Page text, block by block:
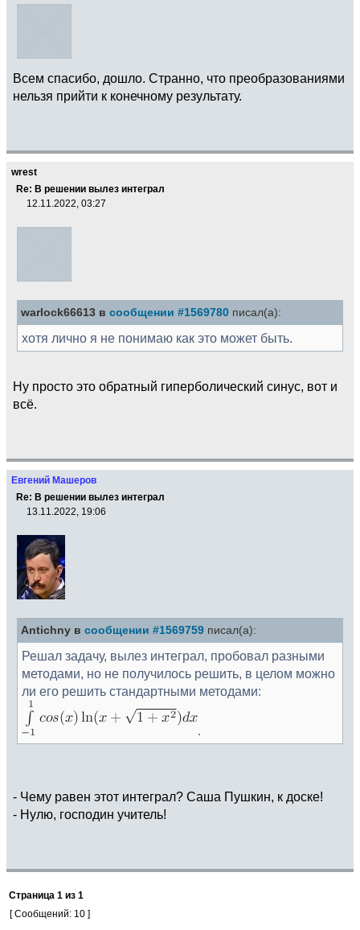
Всем спасибо, дошло. Странно, что преобразованиями
нельзя прийти к конечному результату.
wrest
Re: В решении вылез интеграл
12.11.2022, 03:27
warlock66613 в сообщении #1569780 писал(а):
хотя лично я не понимаю как это может быть.
Ну просто это обратный гиперболический синус, вот и
всё.
Евгений Машеров
Re: В решении вылез интеграл
13.11.2022, 19:06
Antichny в сообщении #1569759 писал(а):
Решал задачу, вылез интеграл, пробовал разными
методами, но не получилось решить, в целом можно
ли его решить стандартными методами:
.
- Чему равен этот интеграл? Саша Пушкин, к доске!
- Нулю, господин учитель!
Страница 1 из 1
[ Сообщений: 10 ]